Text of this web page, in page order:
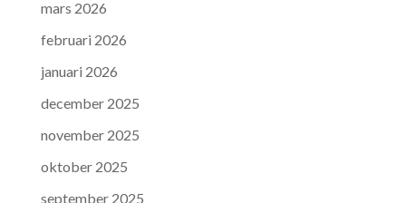
mars 2026
februari 2026
januari 2026
december 2025
november 2025
oktober 2025
september 2025